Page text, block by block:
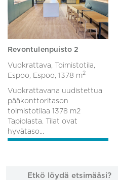
Revontulenpuisto 2
Vuokrattava, Toimistotila,
Espoo, Espoo, 1378 m2
Vuokrattavana uudistettua
pääkonttoritason
toimistotilaa 1378 m2
Tapiolasta. Tilat ovat
hyvätaso...
Etkö löydä etsimääsi?